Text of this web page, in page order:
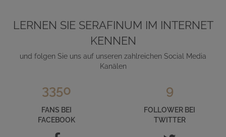
LERNEN SIE SERAFINUM IM INTERNET
KENNEN
und folgen Sie uns auf unseren zahlreichen Social Media
Kanälen
3350
FANS BEI
FACEBOOK
9
FOLLOWER BEI
TWITTER